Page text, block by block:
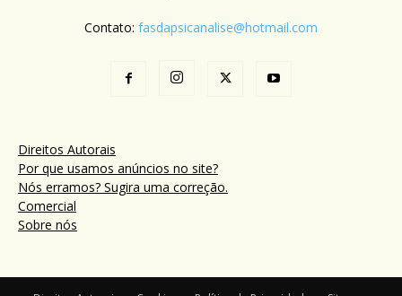
Contato: fasdapsicanalise@hotmail.com
Direitos Autorais
Por que usamos anúncios no site?
Nós erramos? Sugira uma correção.
Comercial
Sobre nós